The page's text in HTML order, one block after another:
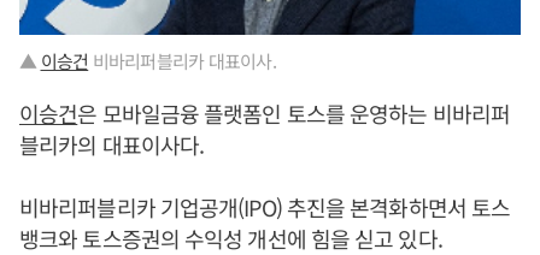
▲ 이승건 비바리퍼블리카 대표이사.
이승건은 모바일금융 플랫폼인 토스를 운영하는 비바리퍼
블리카의 대표이사다.
비바리퍼블리카 기업공개(IPO) 추진을 본격화하면서 토스
뱅크와 토스증권의 수익성 개선에 힘을 싣고 있다.